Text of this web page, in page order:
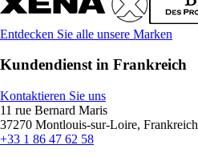
Entdecken Sie alle unsere Marken
Kundendienst in Frankreich
Kontaktieren Sie uns
11 rue Bernard Maris
37270 Montlouis-sur-Loire, Frankreich
+33 1 86 47 62 58